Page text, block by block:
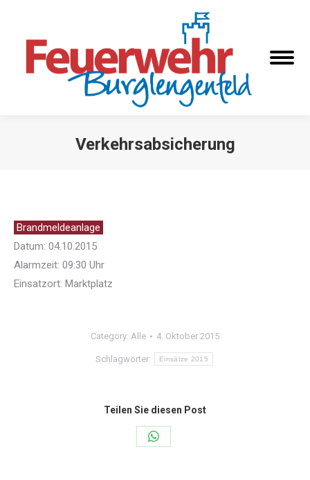
Verkehrsabsicherung
Brandmeldeanlage
Datum: 04.10.2015
Alarmzeit: 09:30 Uhr
Einsatzort: Marktplatz
Category: Alle 4. Oktober 2015
Schlagwörter: Einsätze 2015
Teilen Sie diesen Post
Share